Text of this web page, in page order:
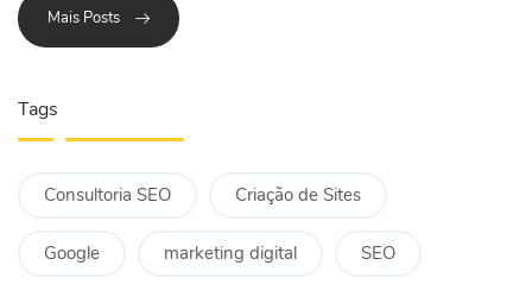
Mais Posts
Tags
Consultoria SEO Criação de Sites
Google marketing digital SEO